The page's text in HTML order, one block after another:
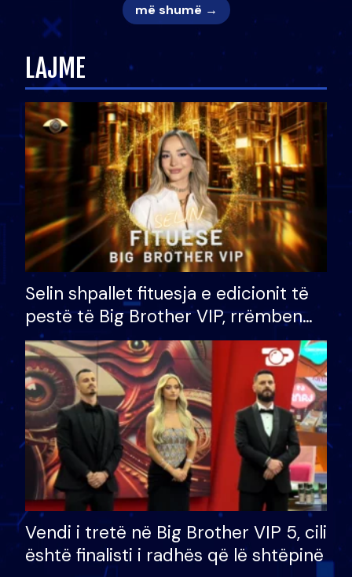
më shumë →
LAJME
Selin shpallet fituesja e edicionit të
pestë të Big Brother VIP, rrëmben
çmimin e madh prej 100 mijë eurosh
Vendi i tretë në Big Brother VIP 5, cili
është finalisti i radhës që lë shtëpinë